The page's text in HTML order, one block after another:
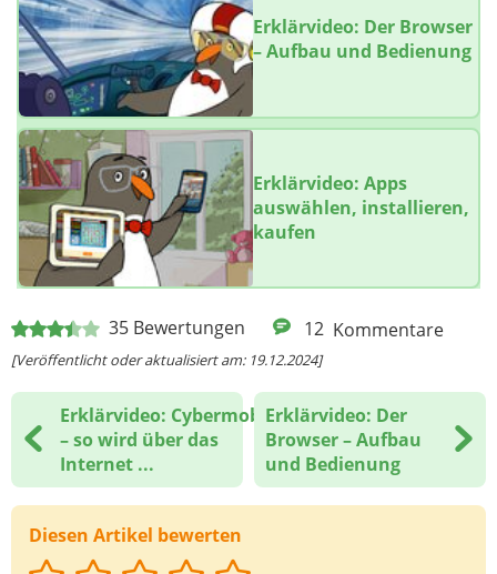
35 Bewertungen 12 Kommentare
[Veröffentlicht oder aktualisiert am: 19.12.2024]
Erklärvideo: Cybermobbing
– so wird über das
Internet ...
Erklärvideo: Der
Browser – Aufbau
und Bedienung
Diesen Artikel bewerten
Erklärvideo: Der Browser
– Aufbau und Bedienung
Erklärvideo: Apps
auswählen, installieren,
kaufen